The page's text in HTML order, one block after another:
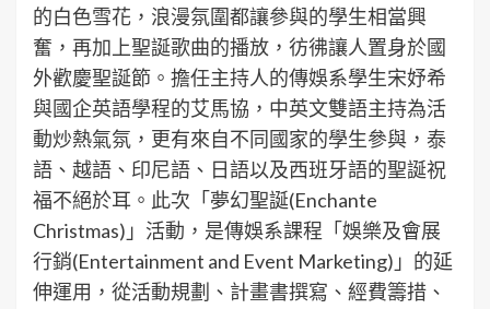
的白色雪花，浪漫氛圍都讓參與的學生相當興
奮，再加上聖誕歌曲的播放，彷彿讓人置身於國
外歡慶聖誕節。擔任主持人的傳娛系學生宋妤希
與國企英語學程的艾馬協，中英文雙語主持為活
動炒熱氣氛，更有來自不同國家的學生參與，泰
語、越語、印尼語、日語以及西班牙語的聖誕祝
福不絕於耳。此次「夢幻聖誕(Enchante
Christmas)」活動，是傳娛系課程「娛樂及會展
行銷(Entertainment and Event Marketing)」的延
伸運用，從活動規劃、計畫書撰寫、經費籌措、